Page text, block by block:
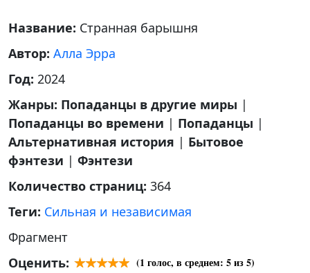
Название: Странная барышня
Автор: Алла Эрра
Год: 2024
Жанры: Попаданцы в другие миры |
Попаданцы во времени | Попаданцы |
Альтернативная история | Бытовое
фэнтези | Фэнтези
Количество страниц: 364
Теги: Сильная и независимая
Фрагмент
Оценить:
(1 голос, в среднем: 5из 5)